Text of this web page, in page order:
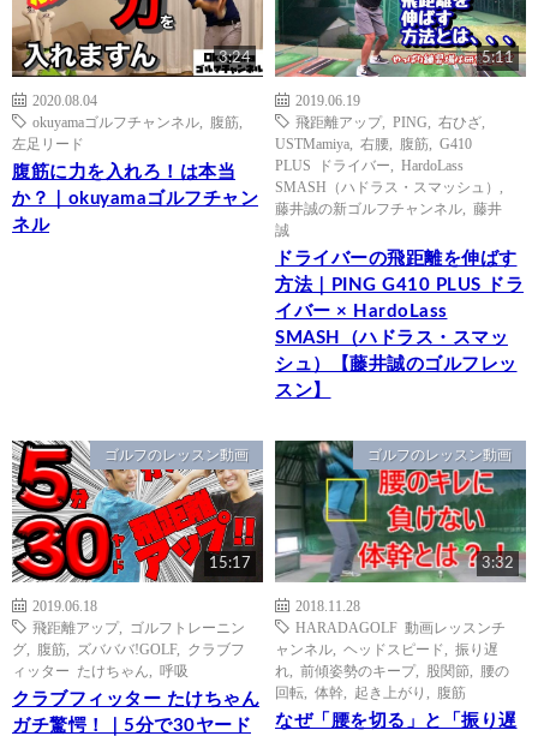
3:24
2020.08.04
okuyamaゴルフチャンネル
腹筋
左足リード
腹筋に力を入れろ！は本当
か？｜okuyamaゴルフチャン
ネル
5:11
2019.06.19
飛距離アップ, PING 右ひざ
USTMamiya
右腰 腹筋
G410
PLUS ドライバー
HardoLass
SMASH（ハドラス・スマッシュ）
藤井誠の新ゴルフチャンネル
藤井
誠
ドライバーの飛距離を伸ばす
方法｜PING G410 PLUS ドラ
イバー × HardoLass
SMASH（ハドラス・スマッ
シュ）【藤井誠のゴルフレッ
スン】
ゴルフのレッスン動画
15:17
2019.06.18
飛距離アップ, ゴルフトレーニン
グ
腹筋 ズバババ!GOLF, クラブフ
ィッター たけちゃん
呼吸
クラブフィッター たけちゃん
ガチ驚愕！｜5分で30ヤード
ゴルフのレッスン動画
3:32
2018.11.28
HARADAGOLF 動画レッスンチ
ャンネル
ヘッドスピード
振り遅
れ
前傾姿勢のキープ, 股関節
腰の
回転
体幹 起き上がり 腹筋
なぜ「腰を切る」と「振り遅